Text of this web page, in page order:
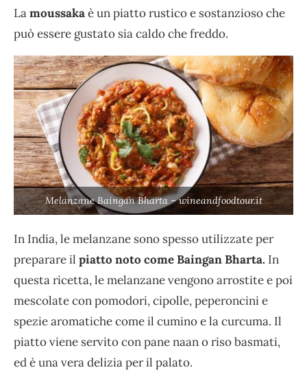
Lamoussakaè un piatto rustico e sostanzioso che
può essere gustato sia caldo che freddo.
Melanzane Baingan Bharta – wineandfoodtour.it
In India, le melanzane sono spesso utilizzate per
preparare il piatto noto come Baingan Bharta. In
questa ricetta, le melanzane vengono arrostite e poi
mescolate con pomodori, cipolle, peperoncini e
spezie aromatiche come il cumino e la curcuma. Il
piatto viene servito con pane naan o riso basmati,
ed è una vera delizia per il palato.